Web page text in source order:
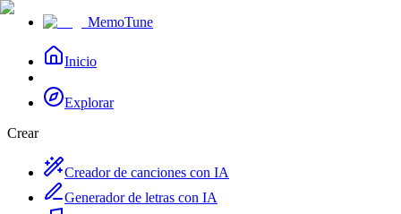
MemoTune
Inicio
Explorar
Crear
Creador de canciones con IA
Generador de letras con IA